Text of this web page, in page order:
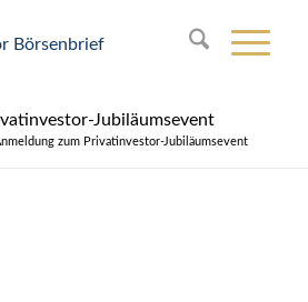
Jubiläumsevent
zum Privatinvestor-Jubiläumsevent